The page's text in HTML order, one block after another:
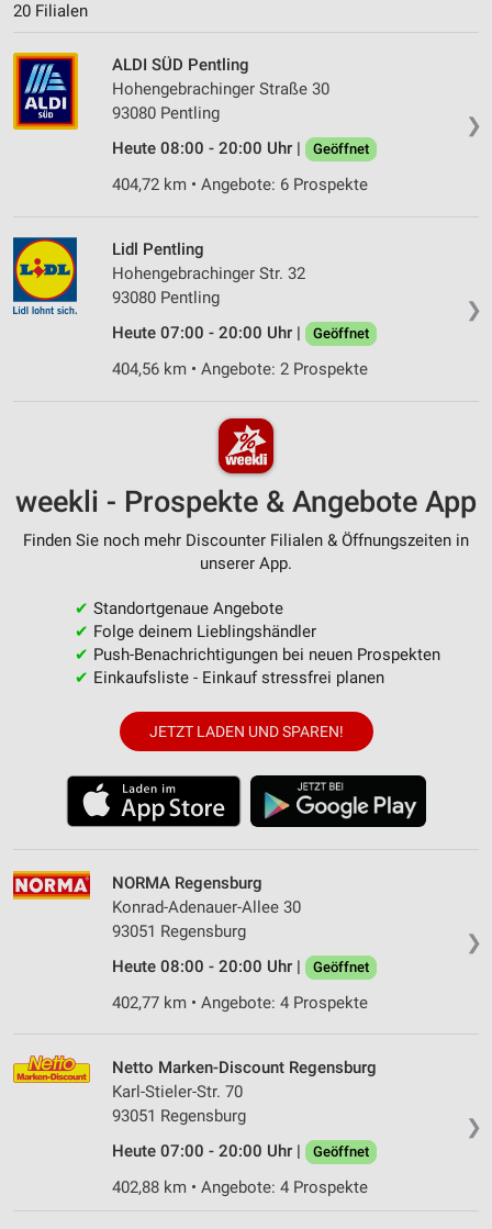
20 Filialen
❯
ALDI SÜD Pentling
Hohengebrachinger Straße 30
93080 Pentling
Heute 08:00 - 20:00 Uhr |
Geöffnet
404,72 km • Angebote: 6 Prospekte
❯
Lidl Pentling
Hohengebrachinger Str. 32
93080 Pentling
Heute 07:00 - 20:00 Uhr |
Geöffnet
404,56 km • Angebote: 2 Prospekte
weekli - Prospekte & Angebote App
Finden Sie noch mehr Discounter Filialen & Öffnungszeiten in
unserer App.
✔ Standortgenaue Angebote
✔ Folge deinem Lieblingshändler
✔ Push-Benachrichtigungen bei neuen Prospekten
✔ Einkaufsliste - Einkauf stressfrei planen
JETZT LADEN UND SPAREN!
❯
NORMA Regensburg
Konrad-Adenauer-Allee 30
93051 Regensburg
Heute 08:00 - 20:00 Uhr |
Geöffnet
402,77 km • Angebote: 4 Prospekte
❯
Netto Marken-Discount Regensburg
Karl-Stieler-Str. 70
93051 Regensburg
Heute 07:00 - 20:00 Uhr |
Geöffnet
402,88 km • Angebote: 4 Prospekte